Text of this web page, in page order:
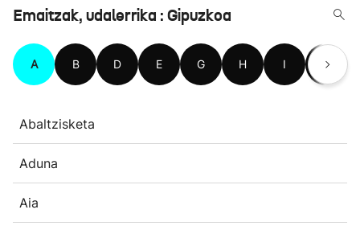
Emaitzak, udalerrika : Gipuzkoa
A B D E G H I L
Abaltzisketa
Aduna
Aia